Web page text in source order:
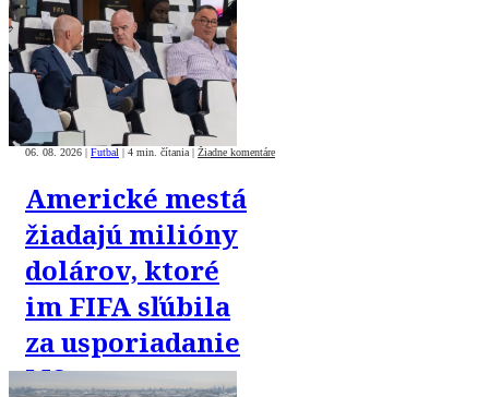
06. 08. 2026 | Futbal | 4 min. čítania | Žiadne komentáre
Americké mestá
žiadajú milióny
dolárov, ktoré
im FIFA sľúbila
za usporiadanie
MS